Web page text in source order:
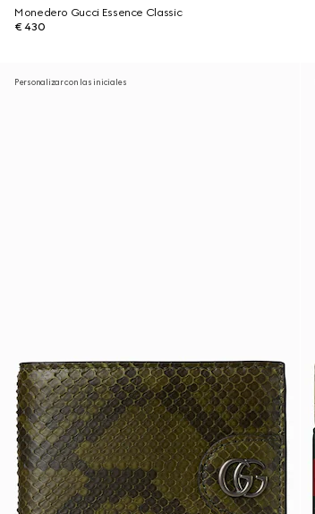
Monedero Gucci Essence Classic
€ 430
Personalizar con las iniciales